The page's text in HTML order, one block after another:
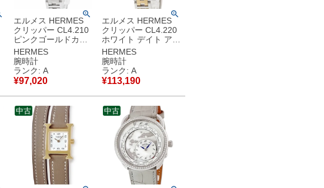
エルメス HERMES
クリッパー CL4.210
ピンクゴールドカラ
ー サンレイ アラビア
デイト レディース 腕
時計クオーツ ピンク
【中古】中古美品
HERMES
腕時計
ランク: A
¥97,020
エルメス HERMES
クリッパー CL4.220
ホワイト デイト アラ
ビア Hマークブレス
レディース 腕時計ク
オーツ ホワイト 【中
古】中古美品
HERMES
腕時計
ランク: A
¥113,190
中古 中古